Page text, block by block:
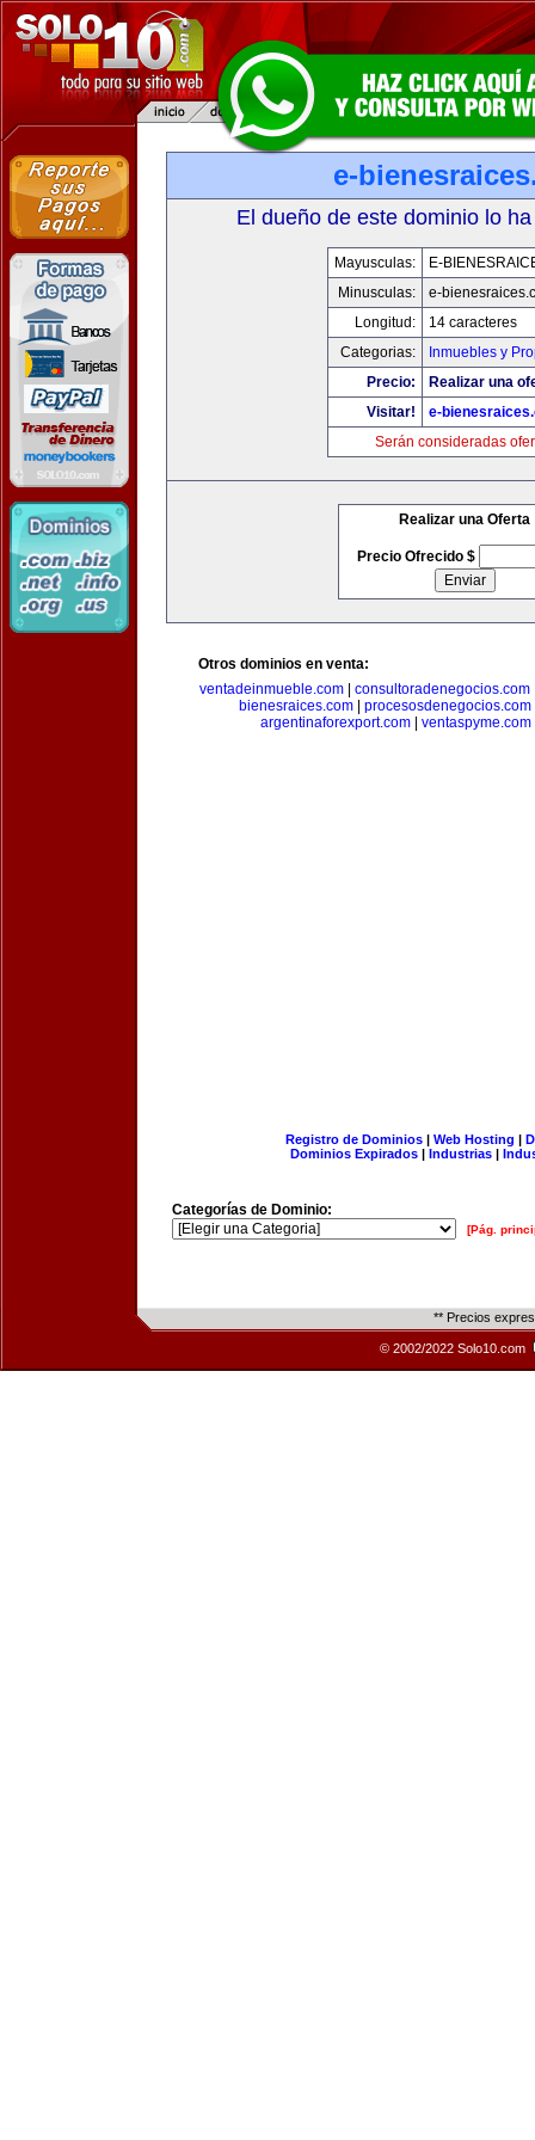
e-
El dueño de este dominio lo
Mayusculas:
E-
Minusculas:
e-
Longitud:
14 caracteres
Categorias:
Inmuebles y
Precio:
Realizar una
Visitar!
e-
Serán consideradas
Realizar una Oferta
Precio Ofrecido $
Otros dominios en venta:
ventadeinmueble.com| consultoradenegocios.com
bienesraices.com
procesosdenegocios.com
argentinaforexport.com| ventaspyme.com
Registro de Dominios| Web Hosting |
Dominios Expirados | Industrias |
Categorías de Dominio:
[Pág.
** Precios
© 2002/2022 Solo10.com